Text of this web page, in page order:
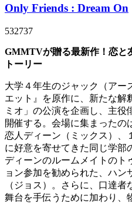
Only Friends : Dream On
532737
GMMTVが贈る最新作！恋と
トーリー
大学４年生のジャック（アー
エット』を原作に、新たな解
ミオ」の公演を企画し、主
開催する。会場に集まったの
恋人ディーン（ミックス）、
に好意を寄せてきた同じ学部
ディーンのルームメイトのト
ョン参加を勧められた、ハン
（ジョス）。さらに、口達
舞台を手伝うために加わり、